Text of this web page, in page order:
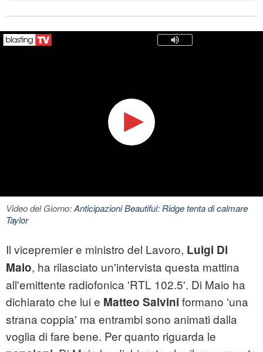
Video del Giorno:Anticipazioni Beautiful: Ridge tenta di calmare
Taylor
Il vicepremier e ministro del Lavoro, Luigi Di
Maio, ha rilasciato un'intervista questa mattina
all'emittente radiofonica 'RTL 102.5'. Di Maio ha
dichiarato che lui e Matteo Salvini formano 'una
strana coppia' ma entrambi sono animati dalla
voglia di fare bene. Per quanto riguarda le